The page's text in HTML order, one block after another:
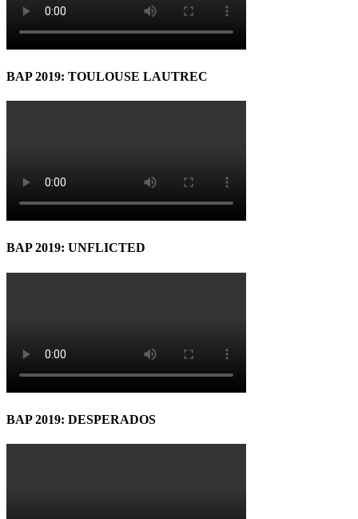
BAP 2019: TOULOUSE LAUTREC
BAP 2019: UNFLICTED
BAP 2019: DESPERADOS